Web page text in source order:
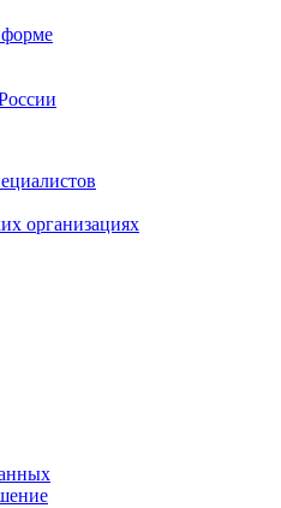
организациях